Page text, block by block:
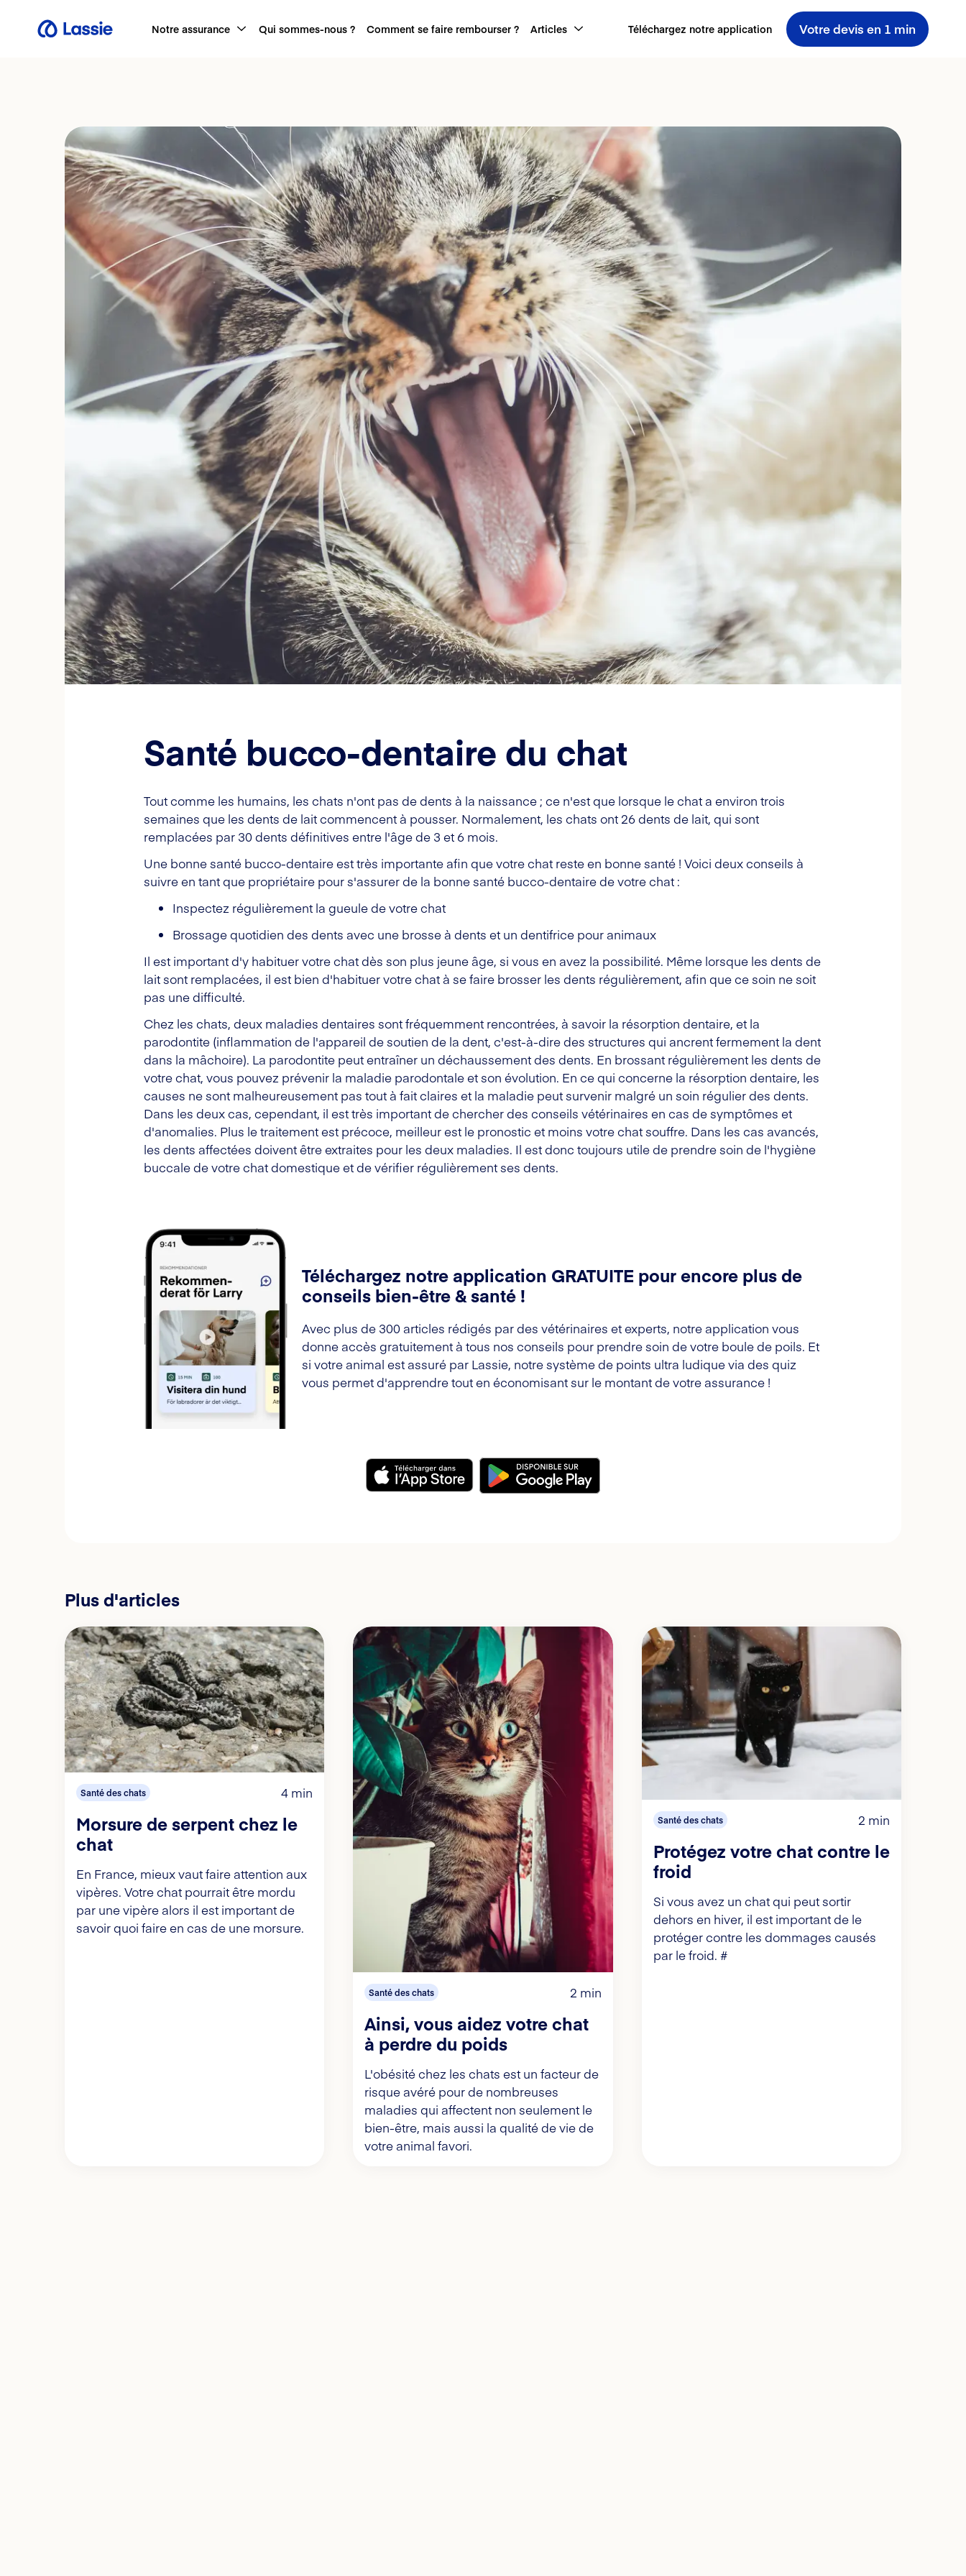
Notre assurance Qui sommes-nous ? Comment se faire rembourser ? Articles Téléchargez notre application Votre devis en 1 min
Santé bucco-dentaire du chat
Tout comme les humains, les chats n'ont pas de dents à la naissance ; ce n'est que lorsque le chat a environ trois
semaines que les dents de lait commencent à pousser. Normalement, les chats ont 26 dents de lait, qui sont
remplacées par 30 dents définitives entre l'âge de 3 et 6 mois.
Une bonne santé bucco-dentaire est très importante afin que votre chat reste en bonne santé ! Voici deux conseils à
suivre en tant que propriétaire pour s'assurer de la bonne santé bucco-dentaire de votre chat :
Inspectez régulièrement la gueule de votre chat
Brossage quotidien des dents avec une brosse à dents et un dentifrice pour animaux
Il est important d'y habituer votre chat dès son plus jeune âge, si vous en avez la possibilité. Même lorsque les dents de
lait sont remplacées, il est bien d'habituer votre chat à se faire brosser les dents régulièrement, afin que ce soin ne soit
pas une difficulté.
Chez les chats, deux maladies dentaires sont fréquemment rencontrées, à savoir la résorption dentaire, et la
parodontite (inflammation de l'appareil de soutien de la dent, c'est-à-dire des structures qui ancrent fermement la dent
dans la mâchoire). La parodontite peut entraîner un déchaussement des dents. En brossant régulièrement les dents de
votre chat, vous pouvez prévenir la maladie parodontale et son évolution. En ce qui concerne la résorption dentaire, les
causes ne sont malheureusement pas tout à fait claires et la maladie peut survenir malgré un soin régulier des dents.
Dans les deux cas, cependant, il est très important de chercher des conseils vétérinaires en cas de symptômes et
d'anomalies. Plus le traitement est précoce, meilleur est le pronostic et moins votre chat souffre. Dans les cas avancés,
les dents affectées doivent être extraites pour les deux maladies. Il est donc toujours utile de prendre soin de l'hygiène
buccale de votre chat domestique et de vérifier régulièrement ses dents.
Téléchargez notre application GRATUITE pour encore plus de
conseils bien-être & santé !
Avec plus de 300 articles rédigés par des vétérinaires et experts, notre application vous
donne accès gratuitement à tous nos conseils pour prendre soin de votre boule de poils. Et
si votre animal est assuré par Lassie, notre système de points ultra ludique via des quiz
vous permet d'apprendre tout en économisant sur le montant de votre assurance !
Plus d'articles
Santé des chats 4 min
Morsure de serpent chez le
chat
En France, mieux vaut faire attention aux
vipères. Votre chat pourrait être mordu
par une vipère alors il est important de
savoir quoi faire en cas de une morsure.
Santé des chats 2 min
Ainsi, vous aidez votre chat
à perdre du poids
L'obésité chez les chats est un facteur de
risque avéré pour de nombreuses
maladies qui affectent non seulement le
bien-être, mais aussi la qualité de vie de
votre animal favori.
Santé des chats 2 min
Protégez votre chat contre le
froid
Si vous avez un chat qui peut sortir
dehors en hiver, il est important de le
protéger contre les dommages causés
par le froid. #